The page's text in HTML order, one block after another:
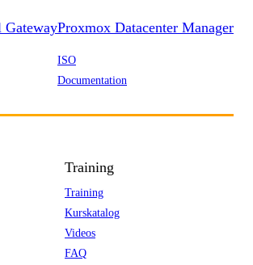
Proxmox Datacenter Manager
ISO
Documentation
Training
Training
Kurskatalog
Videos
FAQ